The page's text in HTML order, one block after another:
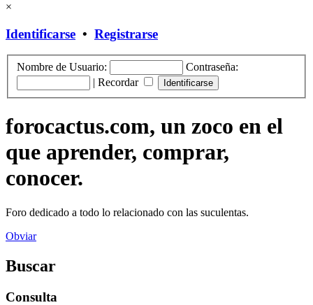
×
Identificarse • Registrarse
Nombre de Usuario:
Contraseña:
| Recordar
forocactus.com, un zoco en el
que aprender, comprar,
conocer.
Foro dedicado a todo lo relacionado con las suculentas.
Obviar
Buscar
Consulta